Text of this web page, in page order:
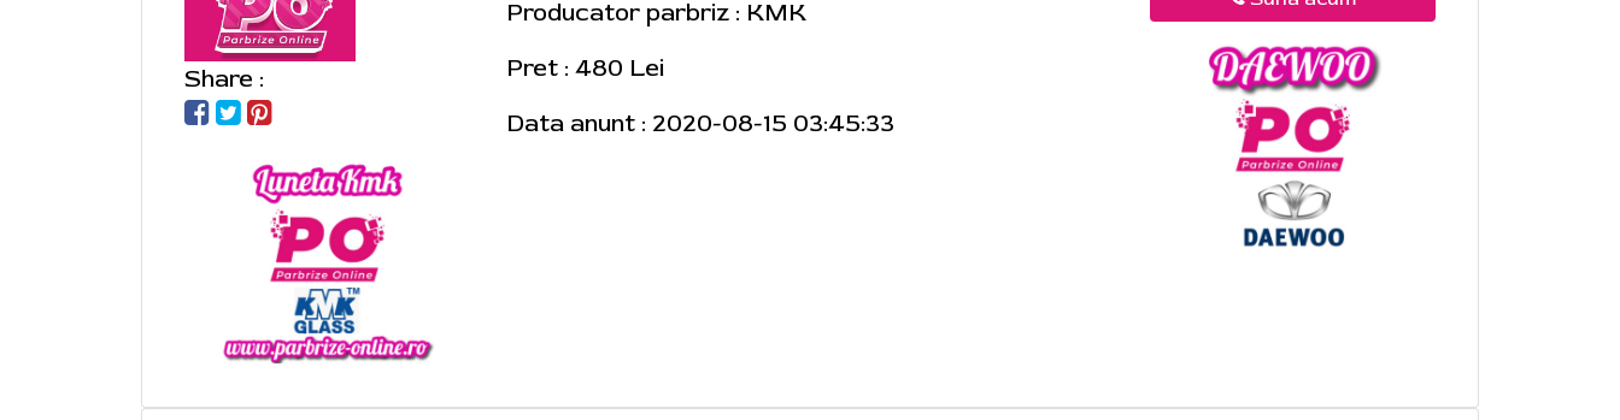
Share :
Producator parbriz : KMK
Pret : 480 Lei
Data anunt : 2020-08-15 03:45:33